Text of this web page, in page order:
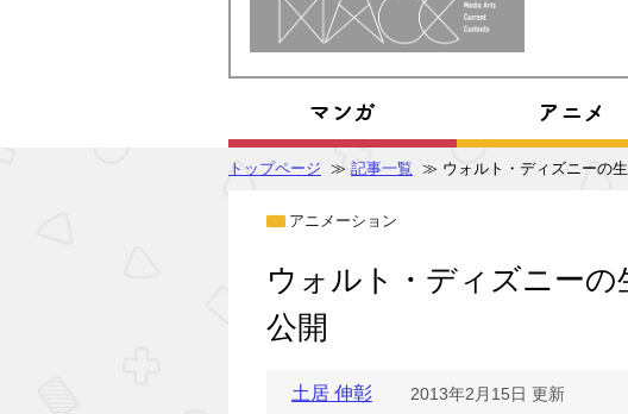
トップページ ≫ 記事一覧 ≫ ウォルト・ディズニーの
アニメーション
ウォルト・ディズニー
公開
土居 伸彰 2013年2月15日 更新